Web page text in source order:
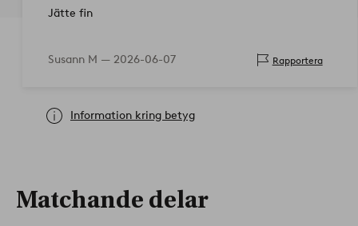
Jätte fin
Susann M — 2026-06-07 Rapportera
Information kring betyg
Matchande delar